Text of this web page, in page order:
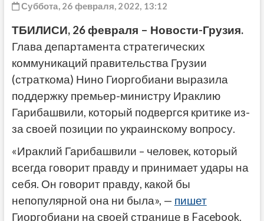
Суббота, 26 февраля, 2022, 13:12
ТБИЛИСИ, 26 февраля – Новости-Грузия.
Глава департамента стратегических
коммуникаций правительства Грузии
(страткома) Нино Гиоргобиани выразила
поддержку премьер-министру Ираклию
Гарибашвили, который подвергся критике из-
за своей позиции по украинскому вопросу.
«Ираклий Гарибашвили – человек, который
всегда говорит правду и принимает удары на
себя. Он говорит правду, какой бы
непопулярной она ни была», — пишет
Гиоргобиани на своей странице в Facebook.